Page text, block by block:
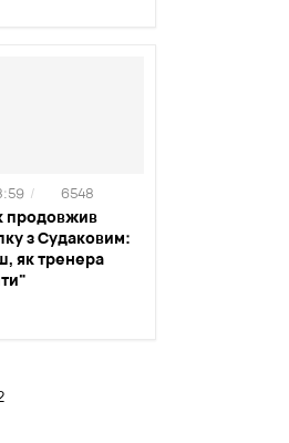
продовжив
з Судаковим:
як тренера
/ 6548